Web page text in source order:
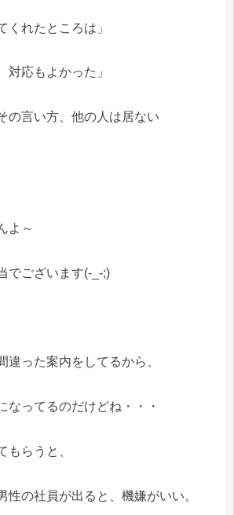
くれたところは」
対応もよかった」
の言い方、他の人は居ない
よ～
でございます(-_-;)
違った案内をしてるから、
なってるのだけどね・・・
もらうと、
性の社員が出ると、機嫌がいい。